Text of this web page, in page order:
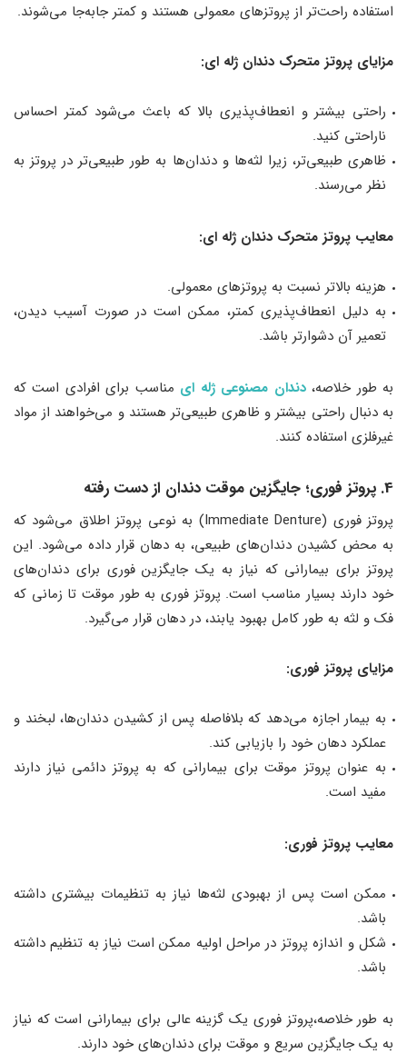
استفاده راحت‌تر از پروتزهای معمولی هستند و کمتر جابه‌جا می‌شوند.
مزایای پروتز متحرک دندان ژله ای:
راحتی بیشتر و انعطاف‌پذیری بالا که باعث می‌شود کمتر احساس
ناراحتی کنید.
ظاهری طبیعی‌تر، زیرا لثه‌ها و دندان‌ها به طور طبیعی‌تر در پروتز به
نظر می‌رسند.
معایب پروتز متحرک دندان ژله ای:
هزینه بالاتر نسبت به پروتزهای معمولی.
به دلیل انعطاف‌پذیری کمتر، ممکن است در صورت آسیب دیدن،
تعمیر آن دشوارتر باشد.
به طور خلاصه،دندان مصنوعی ژله ‌ای مناسب برای افرادی است که
به دنبال راحتی بیشتر و ظاهری طبیعی‌تر هستند و می‌خواهند از مواد
غیرفلزی استفاده کنند.
4. پروتز فوری؛ جایگزین موقت دندان از دست رفته
پروتز فوری (Immediate Denture) به نوعی پروتز اطلاق می‌شود که
به محض کشیدن دندان‌های طبیعی، به دهان قرار داده می‌شود. این
پروتز برای بیمارانی که نیاز به یک جایگزین فوری برای دندان‌های
خود دارند بسیار مناسب است. پروتز فوری به طور موقت تا زمانی که
فک و لثه به طور کامل بهبود یابند، در دهان قرار می‌گیرد.
مزایای پروتز فوری:
به بیمار اجازه می‌دهد که بلافاصله پس از کشیدن دندان‌ها، لبخند و
عملکرد دهان خود را بازیابی کند.
به عنوان پروتز موقت برای بیمارانی که به پروتز دائمی نیاز دارند
مفید است.
معایب پروتز فوری:
ممکن است پس از بهبودی لثه‌ها نیاز به تنظیمات بیشتری داشته
باشد.
شکل و اندازه پروتز در مراحل اولیه ممکن است نیاز به تنظیم داشته
باشد.
به طور خلاصه،پروتز فوری یک گزینه عالی برای بیمارانی است که نیاز
به یک جایگزین سریع و موقت برای دندان‌های خود دارند.